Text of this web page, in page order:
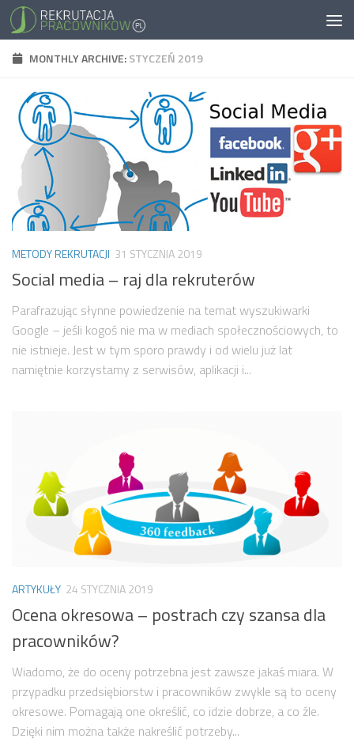
MONTHLY ARCHIVE:STYCZEŃ 2019
METODY REKRUTACJI 31 STYCZNIA 2019
Social media – raj dla rekruterów
Parafrazując słynne powiedzenie na temat wyszukiwarki
Google – jeśli kogoś nie ma w mediach społecznościowych, to
nie istnieje. Jest w tym sporo prawdy i od wielu już lat
namiętnie korzystamy z serwisów, aplikacji i...
ARTYKUŁY 24 STYCZNIA 2019
Ocena okresowa – postrach czy szansa dla
pracowników?
Wiadomo, że do oceny potrzebna jest zawsze jakaś miara. W
przypadku przedsiębiorstw i pracowników zwykle są to oceny
okresowe. Pomagają one określić, co idzie dobrze, a co źle.
Dzięki nim można także nakreślić potrzeby...